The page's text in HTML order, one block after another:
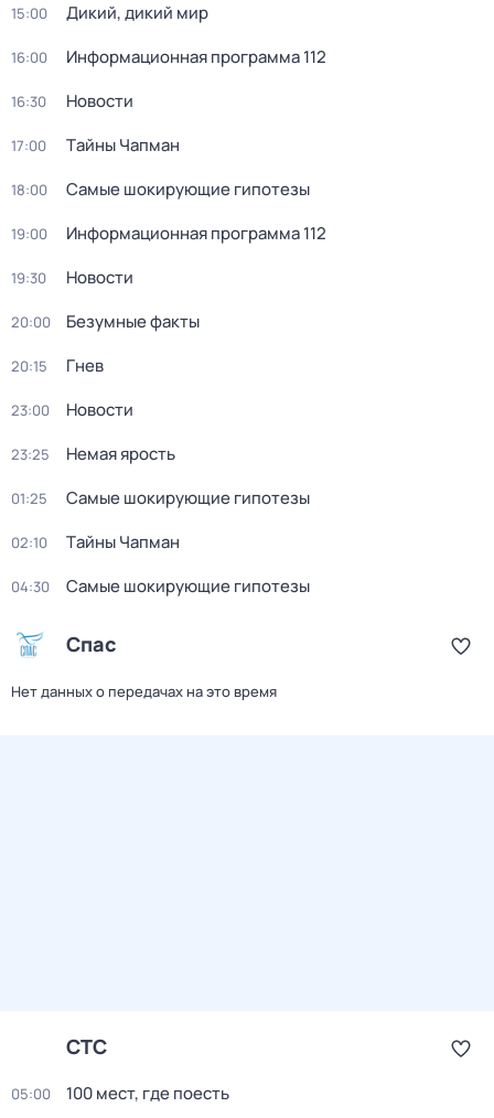
15:00 Дикий, дикий мир
16:00 Информационная программа 112
16:30 Новости
17:00 Тaйны Чапман
18:00 Самые шoкиpующие гипотезы
19:00 Информационная программа 112
19:30 Новости
20:00 Безумные факты
20:15 Гнев
23:00 Новости
23:25 Немая ярость
01:25 Самые шoкиpующие гипотезы
02:10 Тaйны Чапман
04:30 Самые шoкиpующие гипотезы
Спас
Нет данных о передачах на это время
СТС
05:00 100 мест, где поесть